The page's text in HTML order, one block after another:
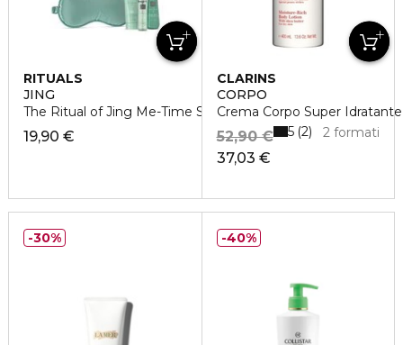
RITUALS
JING
The Ritual of Jing Me-Time Set
19,90 €
CLARINS
CORPO
Crema Corpo Super Idratante
37,03 €
52,90 € 2 formati
5 2
30% 40%